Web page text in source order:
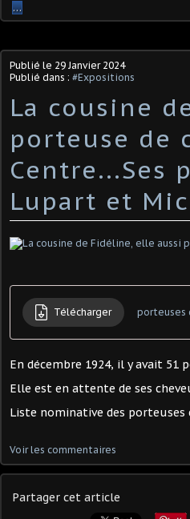
…
Publié le 29 Janvier 2024
Publié dans : #Expositions
La cousine
porteuse de
Centre...Ses
Lupart et
Télécharger porteuses
En décembre 1924, il y avait 51
Elle est en attente de ses
Liste nominative des porteuses
Voir les commentaires
Partager cet article